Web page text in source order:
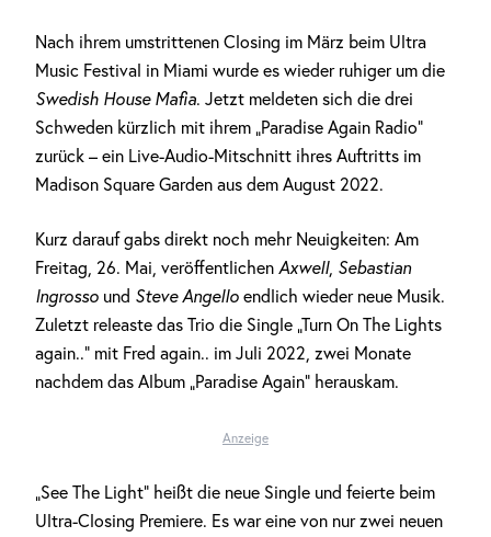
Nach ihrem umstrittenen Closing im März beim Ultra
Music Festival in Miami wurde es wieder ruhiger um die
Swedish House Mafia. Jetzt meldeten sich die drei
Schweden kürzlich mit ihrem „Paradise Again Radio“
zurück – ein Live-Audio-Mitschnitt ihres Auftritts im
Madison Square Garden aus dem August 2022.
Kurz darauf gabs direkt noch mehr Neuigkeiten: Am
Freitag, 26. Mai, veröffentlichen Axwell, Sebastian
Ingrosso und Steve Angello endlich wieder neue Musik.
Zuletzt releaste das Trio die Single „Turn On The Lights
again..“ mit Fred again.. im Juli 2022, zwei Monate
nachdem das Album „Paradise Again“ herauskam.
Anzeige
„See The Light“ heißt die neue Single und feierte beim
Ultra-Closing Premiere. Es war eine von nur zwei neuen